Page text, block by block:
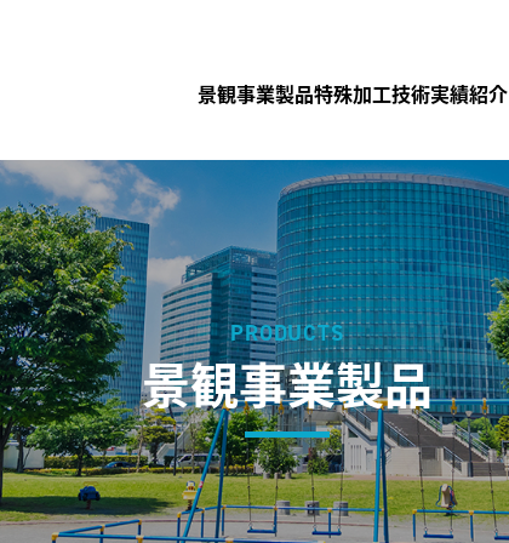
景観事業製品特殊加工技術実績紹介
PRODUCTS
景観事業製品